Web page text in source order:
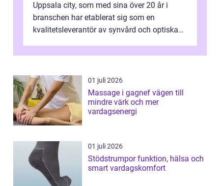
Uppsala city, som med sina över 20 år i
branschen har etablerat sig som en
kvalitetsleverantör av synvård och optiska
01 juli 2026
Massage i gagnef vägen till
mindre värk och mer
vardagsenergi
01 juli 2026
Stödstrumpor funktion, hälsa och
smart vardagskomfort